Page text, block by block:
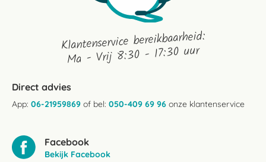
Klantenservice bereikbaarheid:
Ma - Vrij 8:30 - 17:30 uur
Direct advies
App: 06-21959869 of bel: 050-409 69 96 onze klantenservice
Facebook
Bekijk Facebook